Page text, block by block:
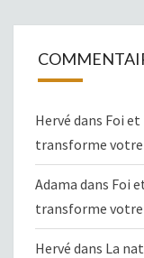
Hervé dans Foi et
transforme votre
Adama dans Foi
transforme votre
Hervé dans La